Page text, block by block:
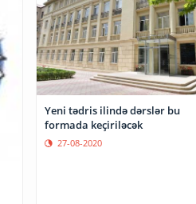
Yeni tədris ilində dərslər bu
formada keçiriləcək
27-08-2020